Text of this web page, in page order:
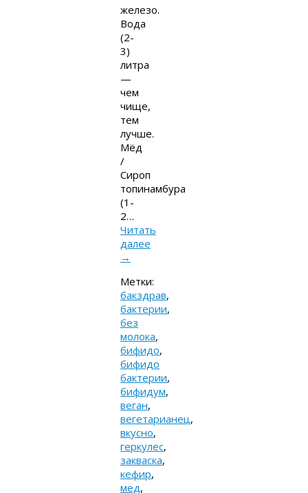
железо.
Вода
(2-
3)
литра
—
чем
чище,
тем
лучше.
Мёд
/
Сироп
топинамбура
(1-
2…
Читать
далее
→
Метки:
бакздрав,
бактерии,
без
молока,
бифидо,
бифидо
бактерии,
бифидум,
веган,
вегетарианец,
вкусно,
геркулес,
закваска,
кефир,
мед,